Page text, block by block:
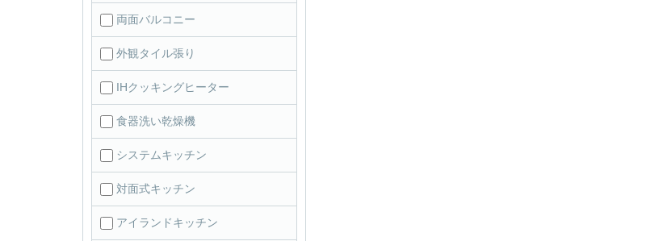
両面バルコニー
外観タイル張り
IHクッキングヒーター
食器洗い乾燥機
システムキッチン
対面式キッチン
アイランドキッチン